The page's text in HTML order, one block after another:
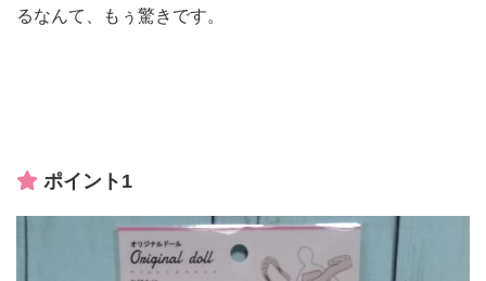
るなんて、もぅ驚きです。
ポイント1